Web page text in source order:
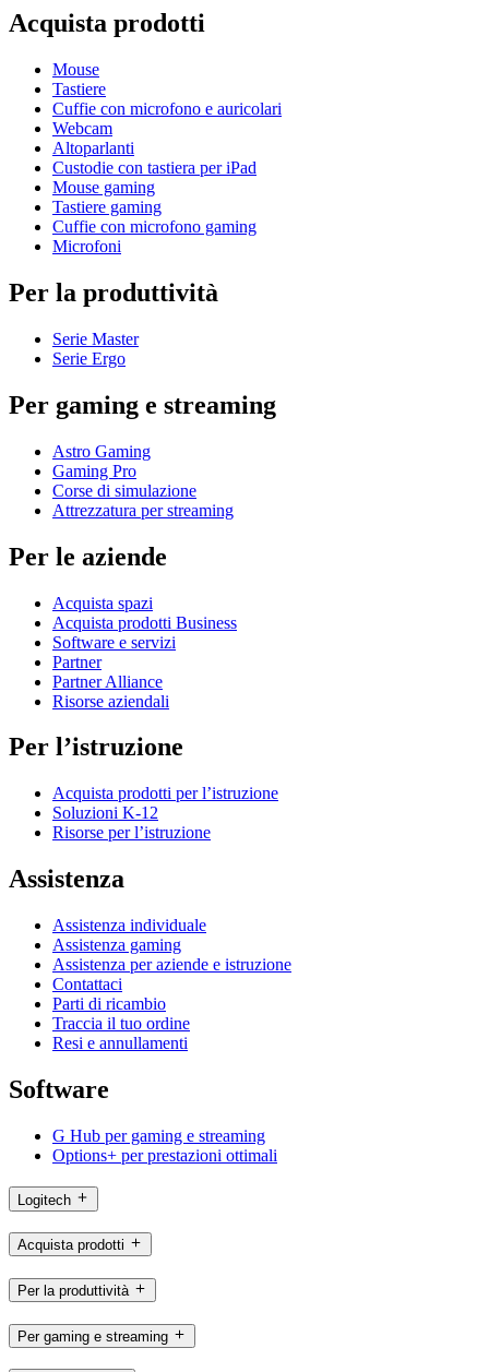
Acquista prodotti
Mouse
Tastiere
Cuffie con microfono e auricolari
Webcam
Altoparlanti
Custodie con tastiera per iPad
Mouse gaming
Tastiere gaming
Cuffie con microfono gaming
Microfoni
Per la produttività
Serie Master
Serie Ergo
Per gaming e streaming
Astro Gaming
Gaming Pro
Corse di simulazione
Attrezzatura per streaming
Per le aziende
Acquista spazi
Acquista prodotti Business
Software e servizi
Partner
Partner Alliance
Risorse aziendali
Per l’istruzione
Acquista prodotti per l’istruzione
Soluzioni K-12
Risorse per l’istruzione
Assistenza
Assistenza individuale
Assistenza gaming
Assistenza per aziende e istruzione
Contattaci
Parti di ricambio
Traccia il tuo ordine
Resi e annullamenti
Software
G Hub per gaming e streaming
Options+ per prestazioni ottimali
Logitech
Acquista prodotti
Per la produttività
Per gaming e streaming